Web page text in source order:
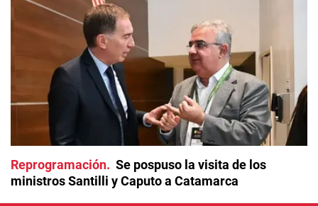
Reprogramación
Se pospuso la visita de los
ministros Santilli y Caputo a Catamarca